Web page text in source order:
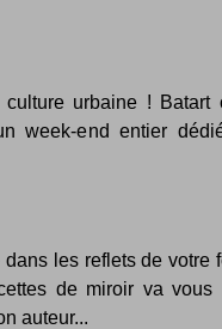
urbaine ! Batart
week-end entier
les reflets de votre
de miroir va vous
auteur...